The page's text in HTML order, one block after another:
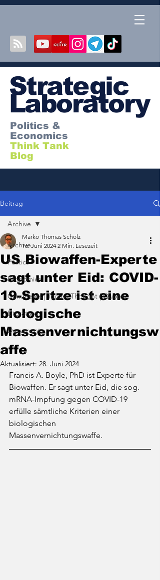
Strategic
Laboratory
Politics &
Economics
Think Tank
Blog
Beitrag
Archive
Politics
Economics
Comments | Todays Thought | Quotes
Literature
Documents
Archive
US Biowaffen-Experte
sagt unter Eid: COVID-
19-Spritze ist eine
biologische
Massenvernichtungsw
affe
Marko Thomas Scholz
16. Juni 2024 2 Min. Lesezeit
Aktualisiert: 28. Juni 2024
Francis A. Boyle, PhD ist Experte für
Biowaffen. Er sagt unter Eid, die sog.
mRNA-Impfung gegen COVID-19
erfülle sämtliche Kriterien einer
biologischen
Massenvernichtungswaffe.